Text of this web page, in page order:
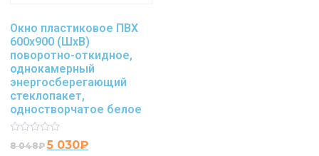
Окно пластиковое ПВХ
600х900 (ШхВ)
поворотно-откидное,
однокамерный
энергосберегающий
стеклопакет,
одностворчатое белое
Rated
0
8 048₽ 5 030₽